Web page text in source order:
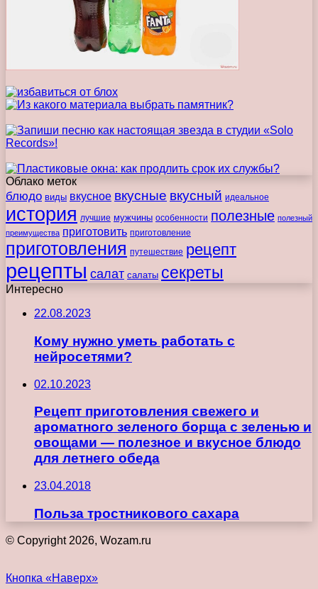
Облако меток
блюдо виды вкусное вкусные вкусный идеальное
история лучшие мужчины особенности полезные полезный
преимущества приготовить приготовление
приготовления путешествие рецепт
рецепты салат салаты секреты
Интересно
22.08.2023
Кому нужно уметь работать с
нейросетями?
02.10.2023
Рецепт приготовления свежего и
ароматного зеленого борща с зеленью и
овощами — полезное и вкусное блюдо
для летнего обеда
23.04.2018
Польза тростникового сахара
© Copyright 2026, Wozam.ru
Кнопка «Наверх»